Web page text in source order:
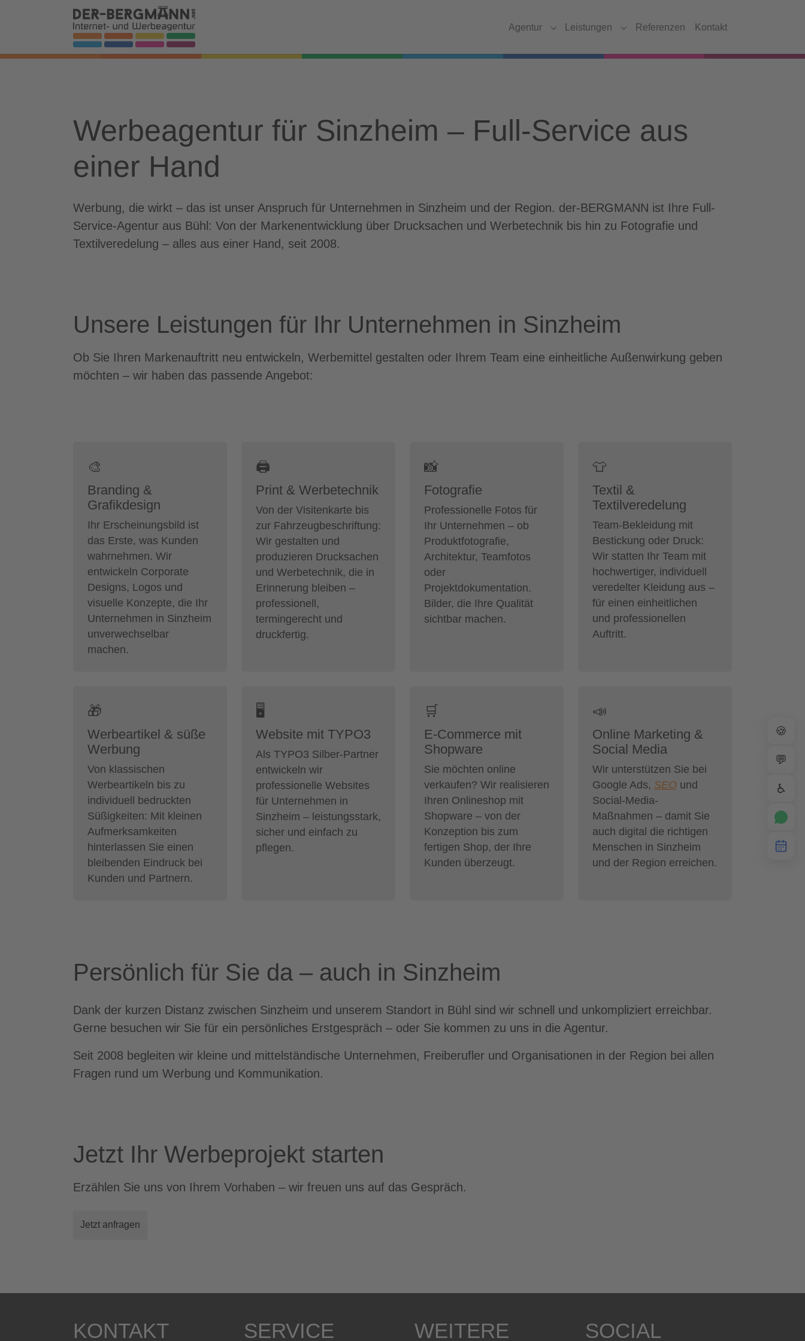
Skip to main navigation
Zum Hauptinhalt springen
Skip to page footer
Agentur
Submenu for "Agentur"
Leistungen
Submenu for "Leistungen"
Referenzen Kontakt
Werbeagentur für Sinzheim – Full-Service aus
einer Hand
Werbung, die wirkt – das ist unser Anspruch für Unternehmen in Sinzheim und der Region. der-BERGMANN ist Ihre Full-
Service-Agentur aus Bühl: Von der Markenentwicklung über Drucksachen und Werbetechnik bis hin zu Fotografie und
Textilveredelung – alles aus einer Hand, seit 2008.
Unsere Leistungen für Ihr Unternehmen in Sinzheim
Ob Sie Ihren Markenauftritt neu entwickeln, Werbemittel gestalten oder Ihrem Team eine einheitliche Außenwirkung geben
möchten – wir haben das passende Angebot:
🎨
Branding &
Grafikdesign
Ihr Erscheinungsbild ist
das Erste, was Kunden
wahrnehmen. Wir
entwickeln Corporate
Designs, Logos und
visuelle Konzepte, die Ihr
Unternehmen in Sinzheim
unverwechselbar
machen.
🖨
Print & Werbetechnik
Von der Visitenkarte bis
zur Fahrzeugbeschriftung:
Wir gestalten und
produzieren Drucksachen
und Werbetechnik, die in
Erinnerung bleiben –
professionell,
termingerecht und
druckfertig.
📸
Fotografie
Professionelle Fotos für
Ihr Unternehmen – ob
Produktfotografie,
Architektur, Teamfotos
oder
Projektdokumentation.
Bilder, die Ihre Qualität
sichtbar machen.
👕
Textil &
Textilveredelung
Team-Bekleidung mit
Bestickung oder Druck:
Wir statten Ihr Team mit
hochwertiger, individuell
veredelter Kleidung aus –
für einen einheitlichen
und professionellen
Auftritt.
🎁
Werbeartikel & süße
Werbung
Von klassischen
Werbeartikeln bis zu
individuell bedruckten
Süßigkeiten: Mit kleinen
Aufmerksamkeiten
hinterlassen Sie einen
bleibenden Eindruck bei
Kunden und Partnern.
🖥
Website mit TYPO3
Als TYPO3 Silber-Partner
entwickeln wir
professionelle Websites
für Unternehmen in
Sinzheim – leistungsstark,
sicher und einfach zu
pflegen.
🛒
E-Commerce mit
Shopware
Sie möchten online
verkaufen? Wir realisieren
Ihren Onlineshop mit
Shopware – von der
Konzeption bis zum
fertigen Shop, der Ihre
Kunden überzeugt.
📣
Online Marketing &
Social Media
Wir unterstützen Sie bei
Google Ads, SEO und
Social-Media-
Maßnahmen – damit Sie
auch digital die richtigen
Menschen in Sinzheim
und der Region erreichen.
Persönlich für Sie da – auch in Sinzheim
Dank der kurzen Distanz zwischen Sinzheim und unserem Standort in Bühl sind wir schnell und unkompliziert erreichbar.
Gerne besuchen wir Sie für ein persönliches Erstgespräch – oder Sie kommen zu uns in die Agentur.
Seit 2008 begleiten wir kleine und mittelständische Unternehmen, Freiberufler und Organisationen in der Region bei allen
Fragen rund um Werbung und Kommunikation.
Jetzt Ihr Werbeprojekt starten
Erzählen Sie uns von Ihrem Vorhaben – wir freuen uns auf das Gespräch.
Jetzt anfragen
KONTAKT SERVICE WEITERE SOCIAL
🍪
💬
♿